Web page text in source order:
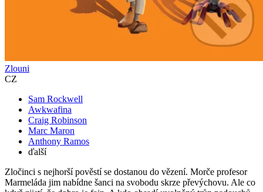
Zlouni
CZ
Sam Rockwell
Awkwafina
Craig Robinson
Marc Maron
Anthony Ramos
ďalší
Zločinci s nejhorší pověstí se dostanou do vězení. Morče profesor
Marmeláda jim nabídne šanci na svobodu skrze převýchovu. Ale co